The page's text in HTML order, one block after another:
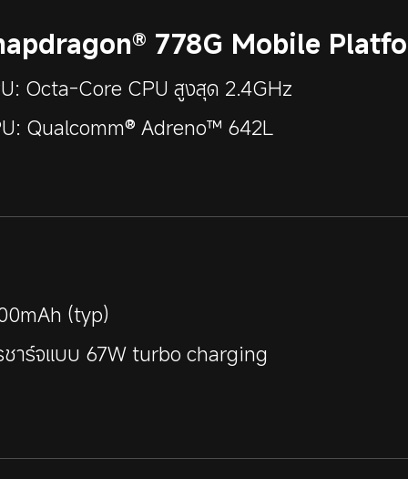
778G Mobile
Octa-Core CPU สูงสุด 2.4GHz
Qualcomm® Adreno™ 642L
(typ)
ชาร์จแบบ 67W turbo charging